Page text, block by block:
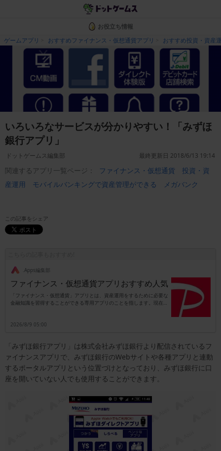
お役立ち情報
ゲームアプリ
おすすめファイナンス・仮想通貨アプリ おすすめ投資・資産
いろいろなサービスが分かりやすい！「みずほ
銀行アプリ」
ドットゲームス編集部 最終更新日 2018/6/13 19:14
関連するアプリ一覧ページ： ファイナンス・仮想通貨
投資・資
産運用
モバイルバンキングで資産管理ができる メガバンク
この記事をシェア
.Apps編集部
ファイナンス・仮想通貨アプリおすすめ人気
「ファイナンス・仮想通貨」アプリとは、資産運用をするために必要な
金融知識を習得することができる専用アプリのことを指します。現在の
の生活資金を国の年金制度だけに頼ることができず、自分自身で準備し
時代を生きる人にとって欠かせないものとなっています。現在は仮想通
貨をはじめとした新しい資産運用も増えてきており、それらすべてを自
力で習得するのは困難です。そんなときにファイナンシャル・資産運
用・仮想通貨アプリをひとつ持っているだけで、最新の金融知識を知る
ことができます。
2026/8/9 05:00
「みずほ銀行アプリ」は株式会社みずほ銀行より配信されているフ
ァイナンスアプリで、みずほ銀行のWebサイトや各種アプリと連動
するポータルアプリという位置づけとなっており、みずほ銀行に口
座を開いていない人でも使用することができます。